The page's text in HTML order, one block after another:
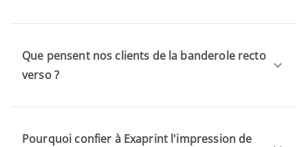
Que pensent nos clients de la banderole recto
verso ?
Pourquoi confier à Exaprint l'impression de